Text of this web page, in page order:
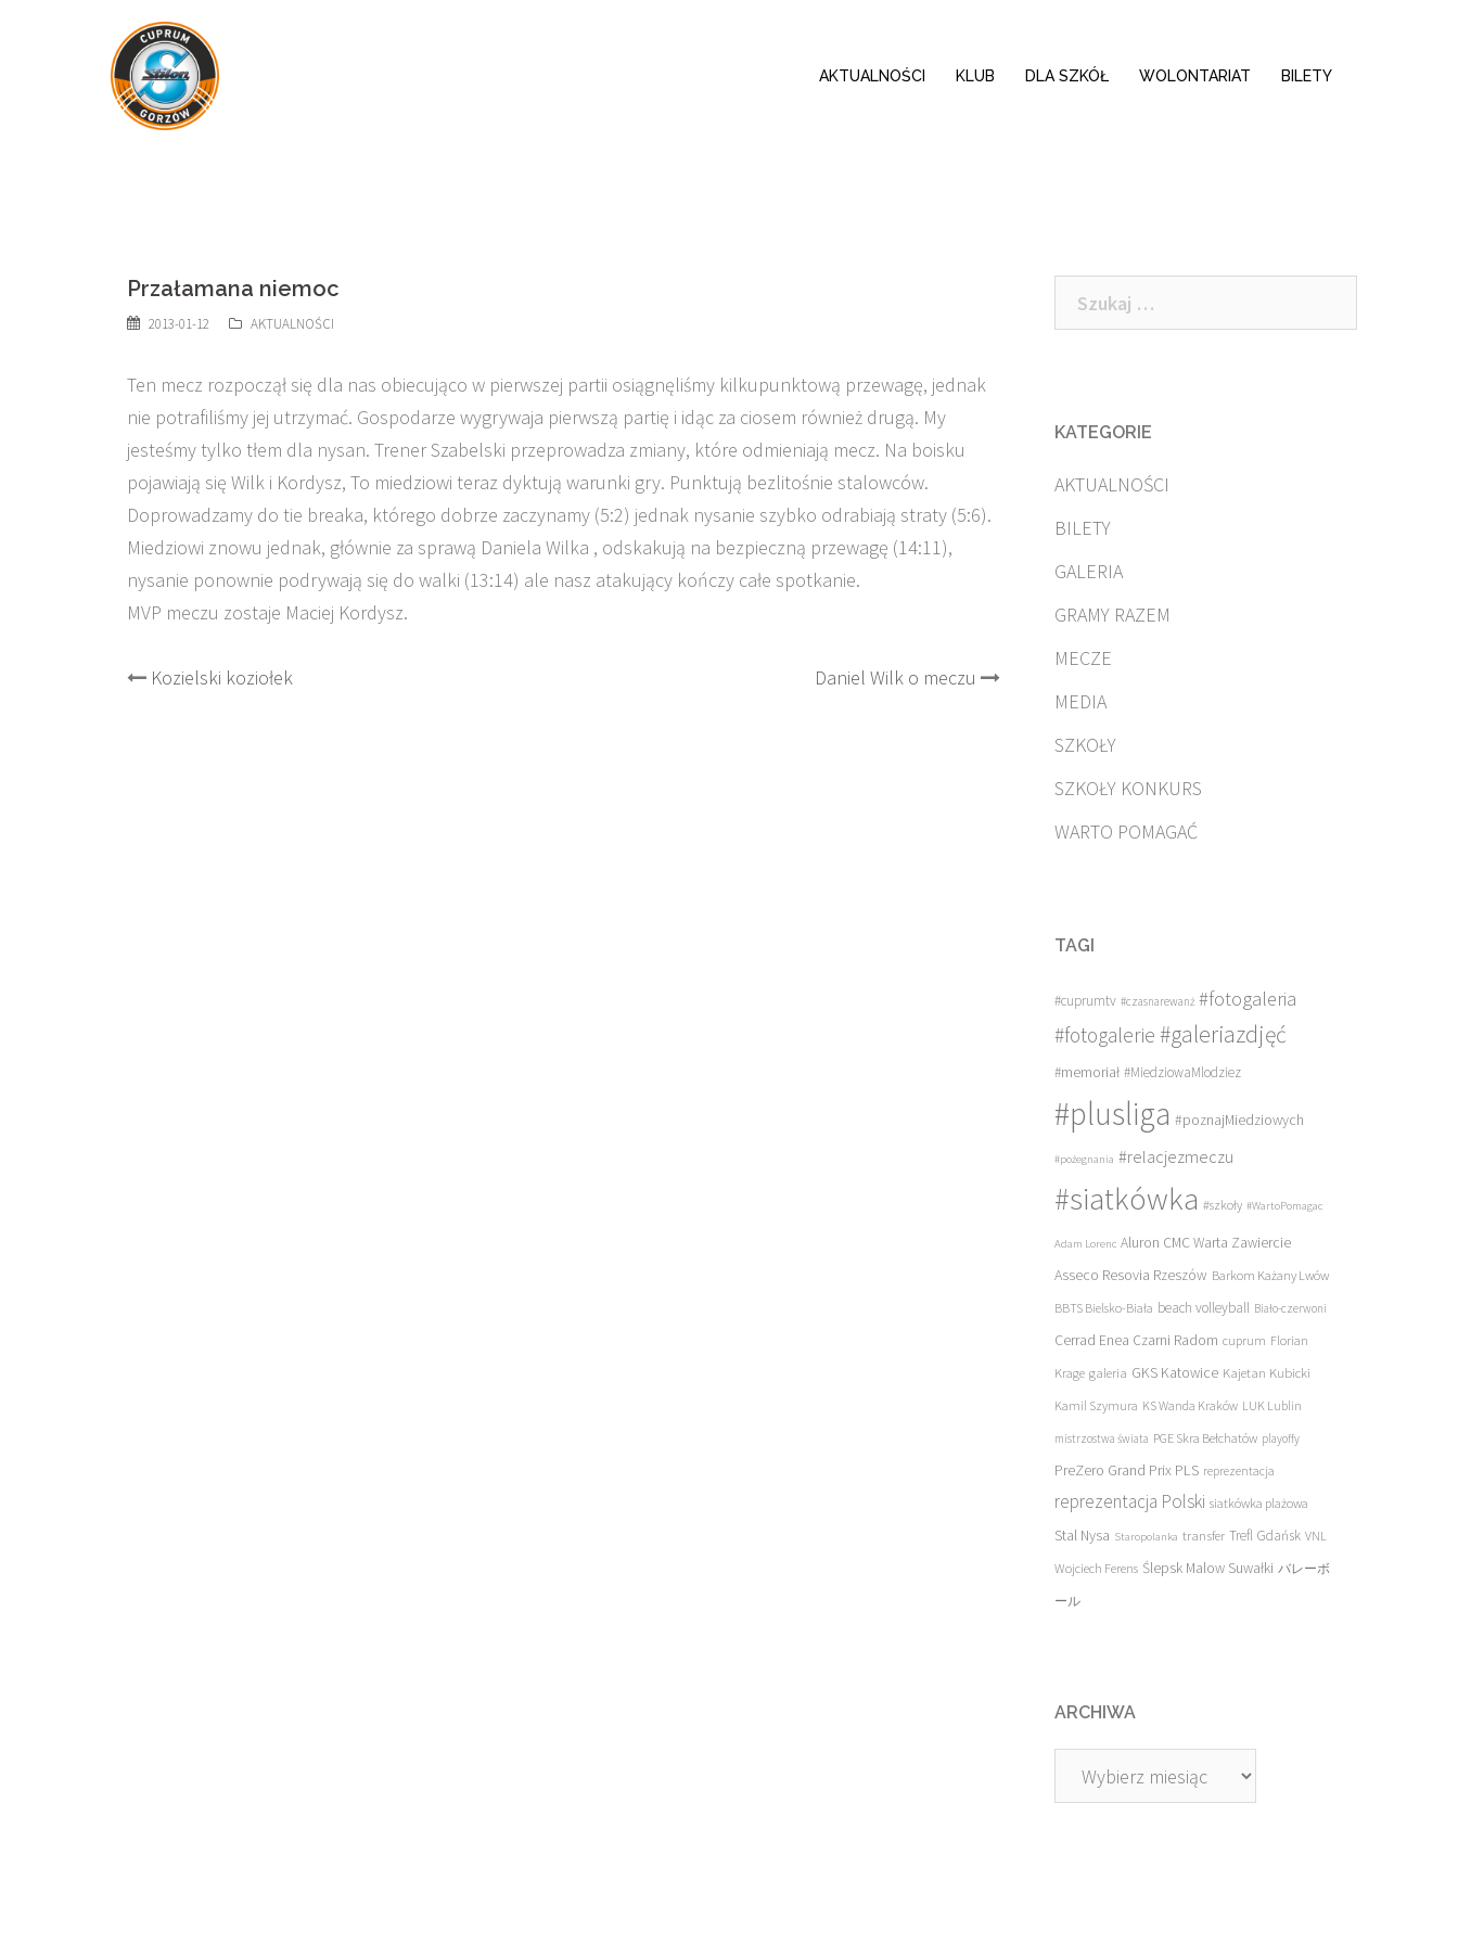
AKTUALNOŚCI KLUB DLA SZKÓŁ WOLONTARIAT BILETY
Przałamana niemoc
2013-01-12 AKTUALNOŚCI
Ten mecz rozpoczął się dla nas obiecująco w pierwszej partii osiągnęliśmy kilkupunktową przewagę, jednak
nie potrafiliśmy jej utrzymać. Gospodarze wygrywaja pierwszą partię i idąc za ciosem również drugą. My
jesteśmy tylko tłem dla nysan. Trener Szabelski przeprowadza zmiany, które odmieniają mecz. Na boisku
pojawiają się Wilk i Kordysz, To miedziowi teraz dyktują warunki gry. Punktują bezlitośnie stalowców.
Doprowadzamy do tie breaka, którego dobrze zaczynamy (5:2) jednak nysanie szybko odrabiają straty (5:6).
Miedziowi znowu jednak, głównie za sprawą Daniela Wilka , odskakują na bezpieczną przewagę (14:11),
nysanie ponownie podrywają się do walki (13:14) ale nasz atakujący kończy całe spotkanie.
MVP meczu zostaje Maciej Kordysz.
Post
Kozielski koziołek Daniel Wilk o meczu
Szukaj:
KATEGORIE
AKTUALNOŚCI
BILETY
GALERIA
GRAMY RAZEM
MECZE
MEDIA
SZKOŁY
SZKOŁY KONKURS
WARTO POMAGAĆ
TAGI
#cuprumtv #czasnarewanż #fotogaleria
#fotogalerie #galeriazdjęć
#memoriał #MiedziowaMlodziez
#plusliga #poznajMiedziowych
#pożegnania #relacjezmeczu
#siatkówka #szkoły #WartoPomagac
Adam Lorenc Aluron CMC Warta Zawiercie
Asseco Resovia Rzeszów Barkom Każany Lwów
BBTS Bielsko-Biała beach volleyball Biało-czerwoni
Cerrad Enea Czarni Radom cuprum Florian
Krage galeria GKS Katowice Kajetan Kubicki
Kamil Szymura KS Wanda Kraków LUK Lublin
mistrzostwa świata PGE Skra Bełchatów playoffy
PreZero Grand Prix PLS reprezentacja
reprezentacja Polski siatkówka plażowa
Stal Nysa Staropolanka transfer Trefl Gdańsk VNL
Wojciech Ferens Ślepsk Malow Suwałki バレーボ
ール
ARCHIWA
Archiwa